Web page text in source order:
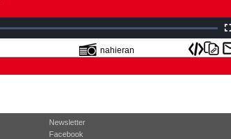
nahieran
Newsletter
Facebook